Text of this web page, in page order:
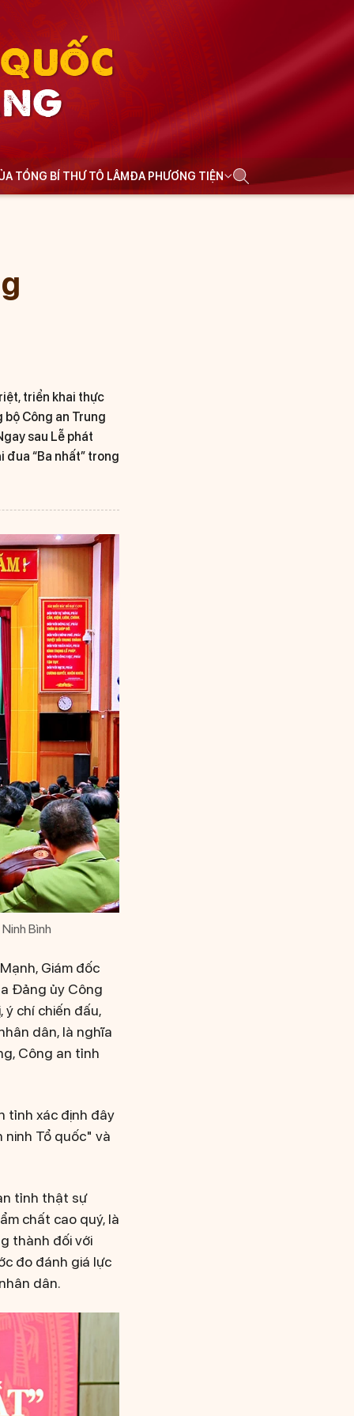
TỔNG BÍ THƯ TÔ LÂMĐA PHƯƠNG TIỆN
triển khai thực
Công an Trung
sau Lễ phát
“Ba nhất” trong
Bình
Giám đốc
Đảng ủy Công
ý chí chiến đấu,
dân, là nghĩa
Công an tỉnh
tỉnh xác định đây
Tổ quốc" và
tỉnh thật sự
chất cao quý, là
thành đối với
đo đánh giá lực
dân.